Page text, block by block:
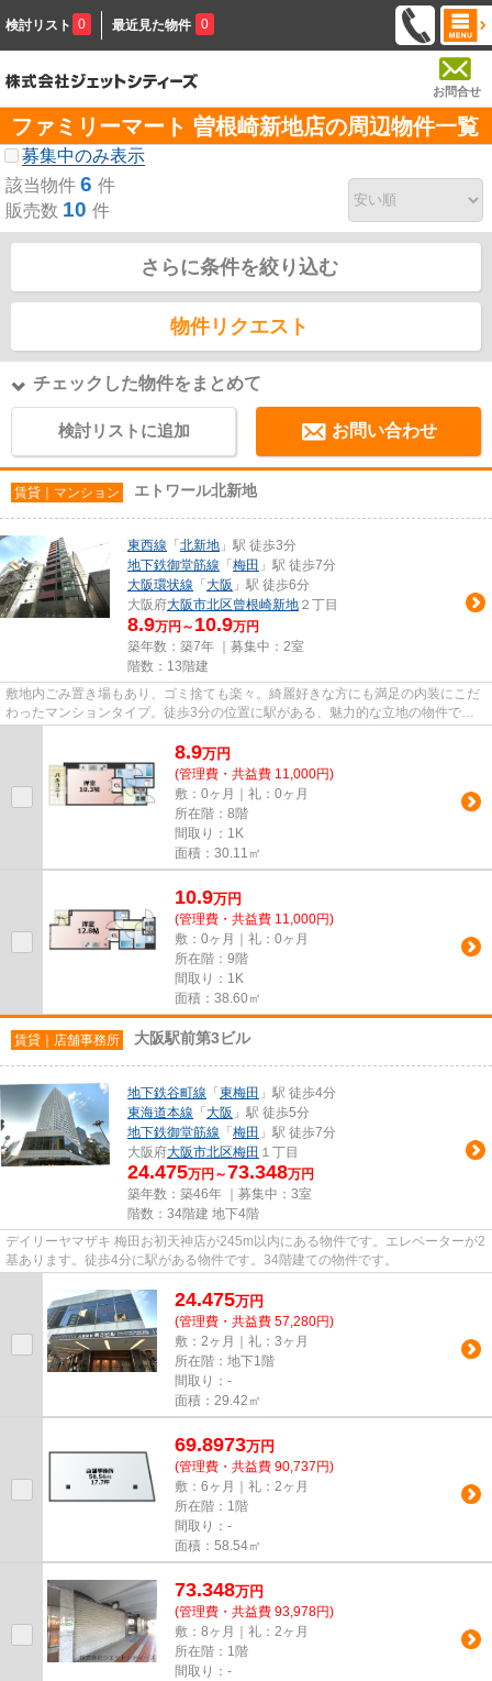
検討リスト 0 最近見た物件 0
お問合せ
ファミリーマート 曽根崎新地店の周辺物件一覧
募集中のみ表示
該当物件 6 件
販売数 10 件
さらに条件を絞り込む
物件リクエスト
チェックした物件をまとめて
検討リストに追加 お問い合わせ
賃貸｜マンション エトワール北新地
東西線 「 北新地 」駅 徒歩3分
地下鉄御堂筋線 「 梅田 」駅 徒歩7分
大阪環状線 「 大阪 」駅 徒歩6分
大阪府大阪市北区曾根崎新地 ２丁目
8.9万円～ 10.9万円
築年数：築7年 ｜募集中： 2室
階数：13階建
敷地内ごみ置き場もあり、ゴミ捨ても楽々。綺麗好きな方にも満足の内装にこだ
わったマンションタイプ。徒歩3分の位置に駅がある、魅力的な立地の物件で
8.9万円
(管理費・共益費 11,000円)
敷：0ヶ月｜礼：0ヶ月
所在階：8階
間取り：1K
面積：30.11㎡
10.9万円
(管理費・共益費 11,000円)
敷：0ヶ月｜礼：0ヶ月
所在階：9階
間取り：1K
面積：38.60㎡
賃貸｜店舗事務所 大阪駅前第3ビル
地下鉄谷町線 「 東梅田 」駅 徒歩4分
東海道本線 「 大阪 」駅 徒歩5分
地下鉄御堂筋線 「 梅田 」駅 徒歩7分
大阪府大阪市北区梅田 １丁目
24.475万円～73.348万円
築年数：築46年 ｜募集中： 3室
階数：34階建 地下4階
デイリーヤマザキ 梅田お初天神店が245m以内にある物件です。エレベーターが2
基あります。徒歩4分に駅がある物件です。34階建ての物件です。
24.475万円
(管理費・共益費 57,280円)
敷：2ヶ月｜礼：3ヶ月
所在階：地下1階
間取り：-
面積：29.42㎡
69.8973万円
(管理費・共益費 90,737円)
敷：6ヶ月｜礼：2ヶ月
所在階：1階
間取り：-
面積：58.54㎡
73.348万円
(管理費・共益費 93,978円)
敷：8ヶ月｜礼：2ヶ月
所在階：1階
間取り：-